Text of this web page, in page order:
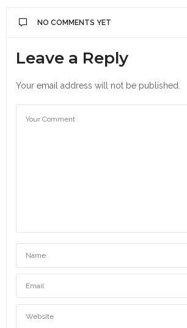
NO COMMENTS YET
Leave a Reply
Your email address will not be published.